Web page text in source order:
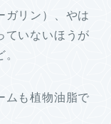
ガリン）、やは
ていないほうが
ムも植物油脂で